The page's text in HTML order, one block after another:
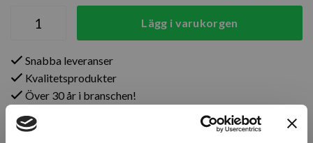
Lägg i varukorgen
Snabba leveranser
Kvalitetsprodukter
Över 30 år i branschen!
Lagerstatus